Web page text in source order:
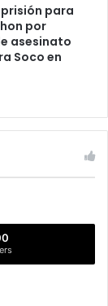
para
por
asesinato
Soco en